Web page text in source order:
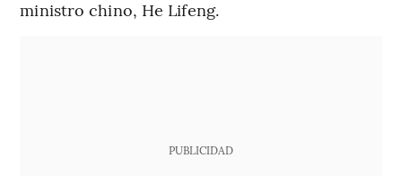
ministro chino, He Lifeng.
PUBLICIDAD